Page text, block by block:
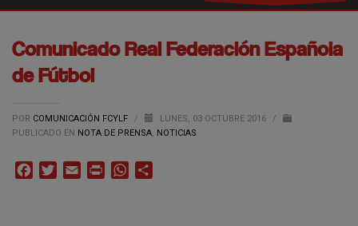
Comunicado Real Federación Española
de Fútbol
POR COMUNICACIÓN FCYLF / LUNES, 03 OCTUBRE 2016
/
PUBLICADO EN NOTA DE PRENSA, NOTICIAS
FacebookTwitterEmail Print WhatsApp